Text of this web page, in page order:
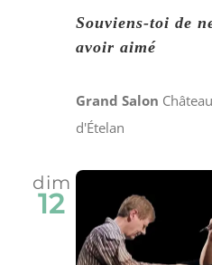
Souviens-toi de
avoir aimé
Grand Salon
d'Ételan
dim
12